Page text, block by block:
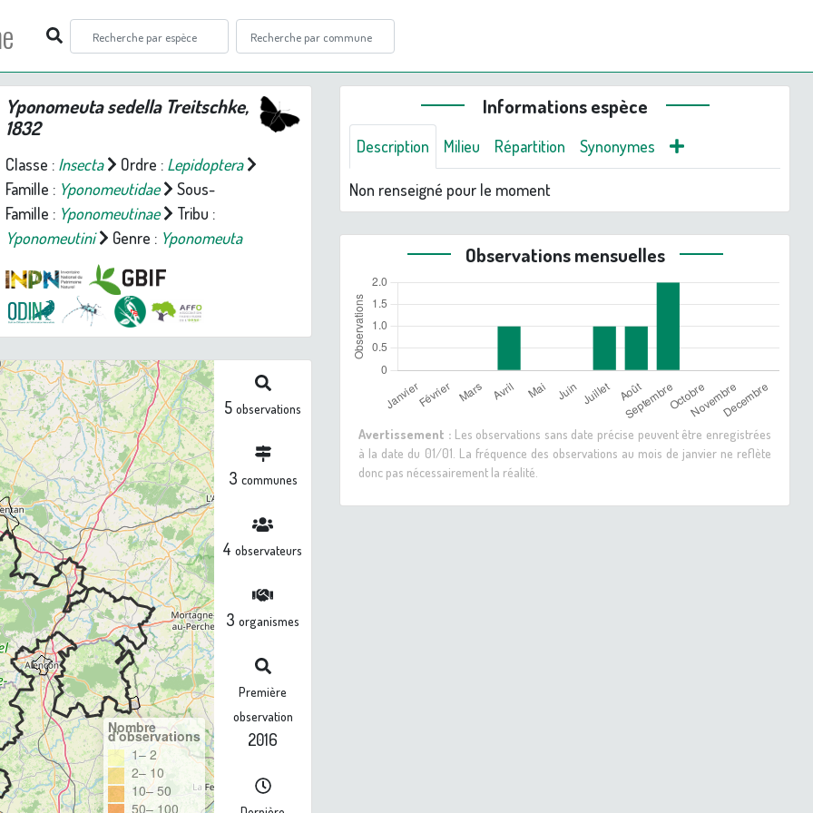
Yponomeuta sedellaTreitschke,
1832
Classe : Insecta Ordre : Lepidoptera
Famille : Yponomeutidae
Sous-
Famille : Yponomeutinae
Tribu :
Yponomeutini
Genre : Yponomeuta
Nombre
d'observations
1– 2
2– 10
10– 50
50– 100
5 observations
3 communes
4 observateurs
3organismes
Première
observation
2016
Informations espèce
Description Milieu Répartition Synonymes
Non renseigné pour le moment
Observations mensuelles
Avertissement :Les observations sans date précise peuvent être enregistrées
à la date du 01/01. La fréquence des observations au mois de janvier ne reflète
donc pas nécessairement la réalité.